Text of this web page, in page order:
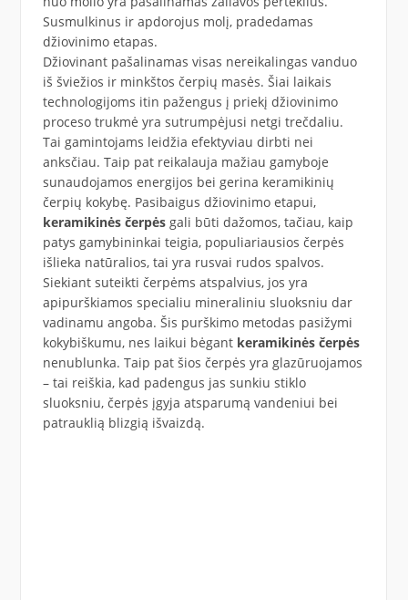
Susmulkinus ir apdorojus molį, pradedamas
džiovinimo etapas.
Džiovinant pašalinamas visas nereikalingas vanduo
iš šviežios ir minkštos čerpių masės. Šiai laikais
technologijoms itin pažengus į priekį džiovinimo
proceso trukmė yra sutrumpėjusi netgi trečdaliu.
Tai gamintojams leidžia efektyviau dirbti nei
anksčiau. Taip pat reikalauja mažiau gamyboje
sunaudojamos energijos bei gerina keramikinių
čerpių kokybę. Pasibaigus džiovinimo etapui,
keramikinės čerpėsgali būti dažomos, tačiau, kaip
patys gamybininkai teigia, populiariausios čerpės
išlieka natūralios, tai yra rusvai rudos spalvos.
Siekiant suteikti čerpėms atspalvius, jos yra
apipurškiamos specialiu mineraliniu sluoksniu dar
vadinamu angoba. Šis purškimo metodas pasižymi
kokybiškumu, nes laikui bėgant keramikinės čerpės
nenublunka. Taip pat šios čerpės yra glazūruojamos
– tai reiškia, kad padengus jas sunkiu stiklo
sluoksniu, čerpės įgyja atsparumą vandeniui bei
patrauklią blizgią išvaizdą.